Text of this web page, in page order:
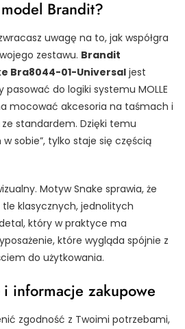
Brandit?
uwagę na to, jak współgra
zestawu. Brandit
Bra8044-01-Universal jest
do logiki systemu MOLLE
mocować akcesoria na taśmach i
standardem. Dzięki temu
sobie”, tylko staje się częścią
Motyw Snake sprawia, że
klasycznych, jednolitych
który w praktyce ma
które wygląda spójnie z
do użytkowania.
informacje zakupowe
zgodność z Twoimi potrzebami,